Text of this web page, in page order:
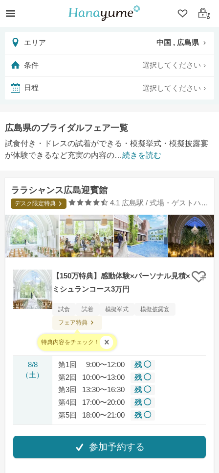
クリップ
ログ
エリア 中国 , 広島県
条件 選択してください
日程 選択してください
広島県のブライダルフェア一覧
試食付き・ドレスの試着ができる・模擬挙式・模擬披露宴
が体験できるなど充実の内容の…続きを読む
ララシャンス広島迎賓館
デスク限定特典 口コミ評価
4.1 広島駅 / 式場・ゲストハウス
【150万特典】感動体験×パーソナル見積×
ミシュランコース3万円
クリ
試食 試着 模擬挙式
模擬披露宴
フェア特典
特典内容をチェック！
料金：無料
8/8
（土）
第1回 9:00〜12:00
残 ◯
第2回
10:00〜13:00
残 ◯
第3回
13:30〜16:30
残 ◯
第4回
17:00〜20:00
残 ◯
第5回
18:00〜21:00 残 ◯
参加予約する